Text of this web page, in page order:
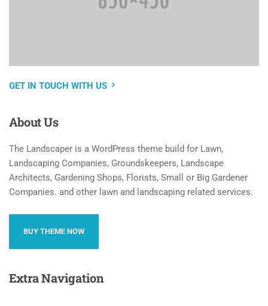
GET IN TOUCH WITH US
AboutUs
The Landscaper is a WordPress theme build for Lawn,
Landscaping Companies, Groundskeepers, Landscape
Architects, Gardening Shops, Florists, Small or Big Gardener
Companies. and other lawn and landscaping related services.
BUY THEME NOW
ExtraNavigation